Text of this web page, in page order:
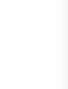
Saúde, em